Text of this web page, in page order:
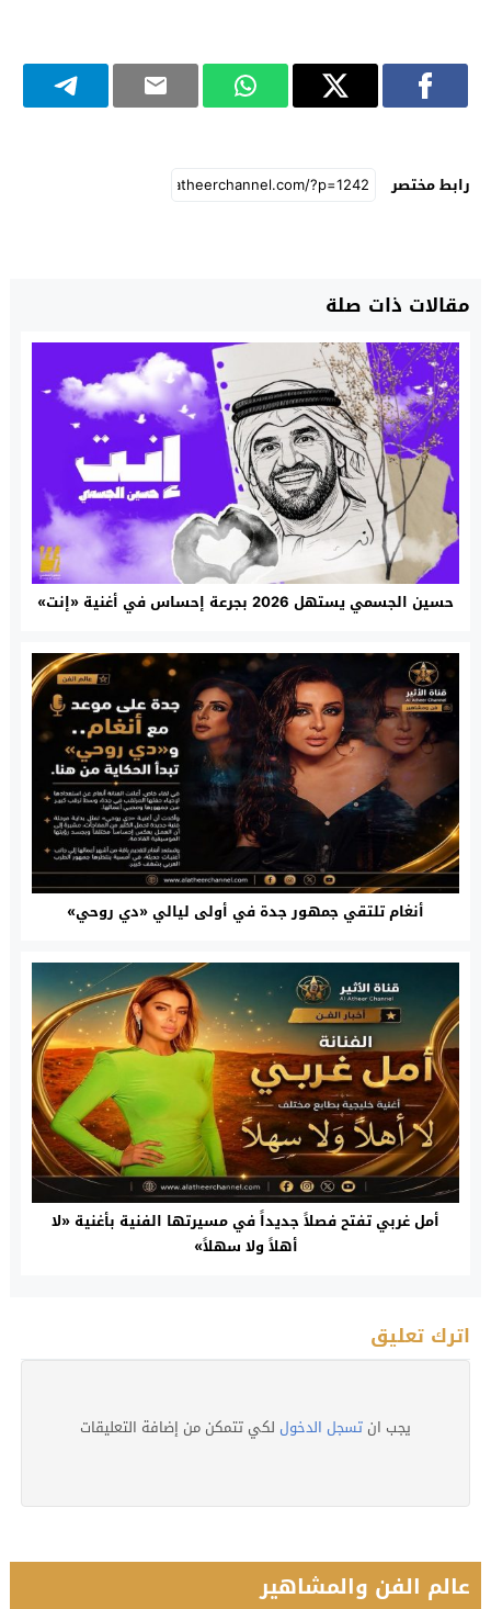
رابط مختصر
مقالات ذات صلة
حسين الجسمي يستهل 2026 بجرعة إحساس في أغنية «إنت»
أنغام تلتقي جمهور جدة في أولى ليالي «دي روحي»
أمل غربي تفتح فصلاً جديداً في مسيرتها الفنية بأغنية «لا
أهلاً ولا سهلاً»
اترك تعليق
يجب ان تسجل الدخول لكي تتمكن من إضافة التعليقات
عالم الفن والمشاهير